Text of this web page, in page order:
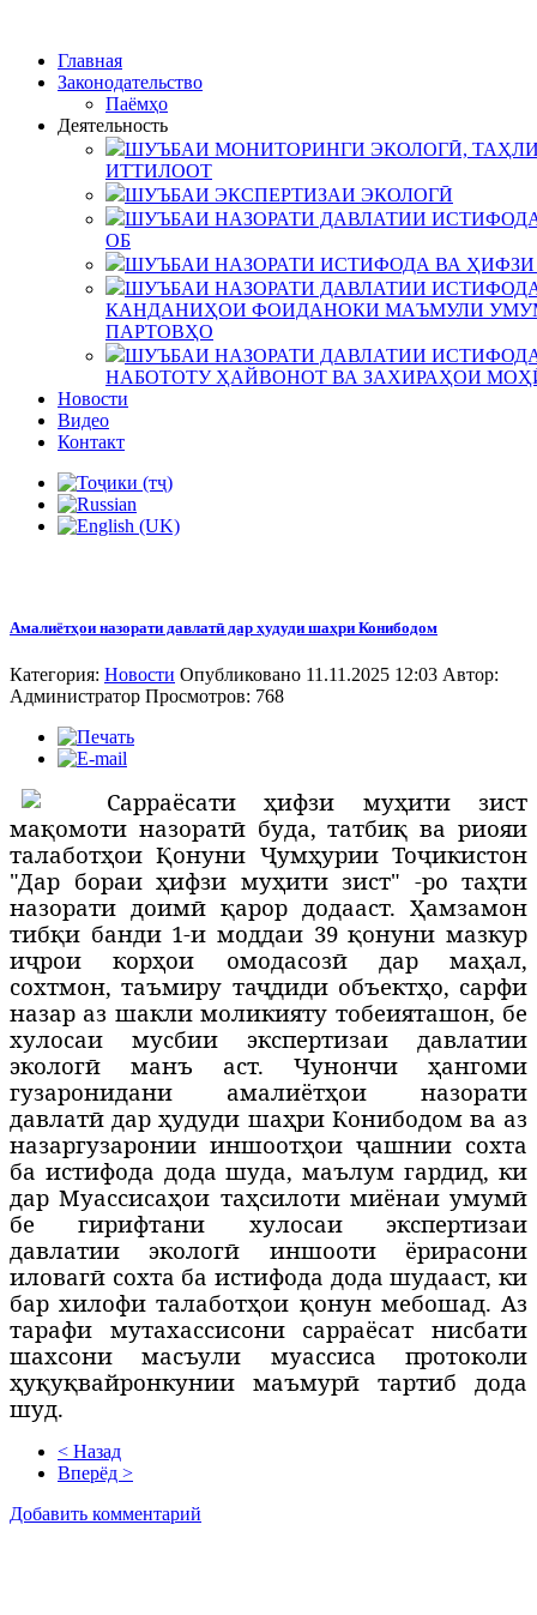
Главная
Законодательство
Паёмҳо
Деятельность
ШУЪБАИ МОНИТОРИНГИ ЭКОЛОГӢ,
ИТТИЛООТ
ШУЪБАИ ЭКСПЕРТИЗАИ ЭКОЛОГӢ
ШУЪБАИ НАЗОРАТИ ДАВЛАТИИ
ОБ
ШУЪБАИ НАЗОРАТИ ИСТИФОДА ВА
ШУЪБАИ НАЗОРАТИ ДАВЛАТИИ
КАНДАНИҲОИ ФОИДАНОКИ МАЪМУЛИ
ПАРТОВҲО
ШУЪБАИ НАЗОРАТИ ДАВЛАТИИ
НАБОТОТУ ҲАЙВОНОТ ВА ЗАХИРАҲОИ
Новости
Видео
Контакт
Амалиётҳои назорати давлатӣ дар ҳудуди шаҳри Конибодом
Категория: Новости Опубликовано 11.11.2025 12:03 Автор:
Администратор Просмотров: 768
Сарраёсати ҳифзи муҳити зист
мақомоти назоратӣ буда, татбиқ ва риояи
талаботҳои Қонуни Ҷумҳурии Тоҷикистон
"Дар бораи ҳифзи муҳити зист" -ро таҳти
назорати доимӣ қарор додааст. Ҳамзамон
тибқи банди 1-и моддаи 39 қонуни мазкур
иҷрои корҳои омодасозӣ дар маҳал,
сохтмон, таъмиру таҷдиди объектҳо, сарфи
назар аз шакли моликияту тобеияташон, бе
хулосаи мусбии экспертизаи давлатии
экологӣ манъ аст. Чунончи ҳангоми
гузаронидани амалиётҳои назорати
давлатӣ дар ҳудуди шаҳри Конибодом ва аз
назаргузаронии иншоотҳои ҷашнии сохта
ба истифода дода шуда, маълум гардид, ки
дар Муассисаҳои таҳсилоти миёнаи умумӣ
бе гирифтани хулосаи экспертизаи
давлатии экологӣ иншооти ёрирасони
иловагӣ сохта ба истифода дода шудааст, ки
бар хилофи талаботҳои қонун мебошад. Аз
тарафи мутахассисони сарраёсат нисбати
шахсони масъули муассиса протоколи
ҳуқуқвайронкунии маъмурӣ тартиб дода
шуд.
< Назад
Вперёд >
Добавить комментарий